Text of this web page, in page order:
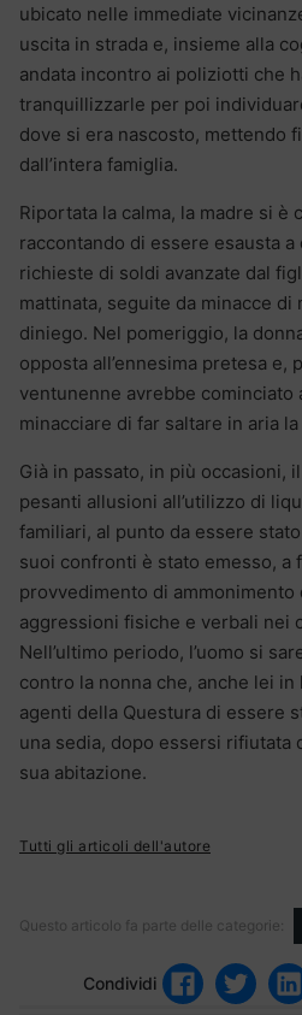
ubicato nelle immediate
uscita in strada e, insieme alla
andata incontro ai poliziotti che
tranquillizzarle per poi
dove si era nascosto, mettendo
dall’intera famiglia.
Riportata la calma, la madre si è
raccontando di essere esausta
richieste di soldi avanzate dal
mattinata, seguite da minacce di
diniego. Nel pomeriggio, la
opposta all’ennesima pretesa e,
ventunenne avrebbe cominciato
minacciare di far saltare in aria la
Già in passato, in più occasioni,
pesanti allusioni all’utilizzo di
familiari, al punto da essere
suoi confronti è stato emesso, a
provvedimento di ammonimento
aggressioni fisiche e verbali nei
Nell’ultimo periodo, l’uomo si
contro la nonna che, anche lei
agenti della Questura di essere
una sedia, dopo essersi rifiutata
sua abitazione.
Tutti gli articoli dell'autore
Questo articolo fa parte delle categorie:
Condividi